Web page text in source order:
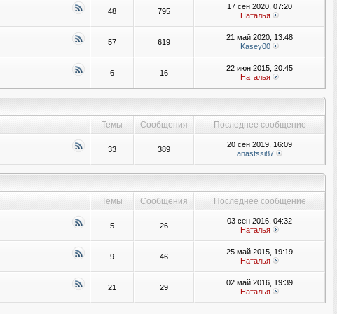
48 795
17 сен 2020, 07:20
Наталья
57 619
21 май 2020, 13:48
Kasey00
6 16
22 июн 2015, 20:45
Наталья
Темы Сообщения
Последнее сообщение
33 389
20 сен 2019, 16:09
anastssi87
Темы Сообщения
Последнее сообщение
5 26
03 сен 2016, 04:32
Наталья
9 46
25 май 2015, 19:19
Наталья
21 29
02 май 2016, 19:39
Наталья